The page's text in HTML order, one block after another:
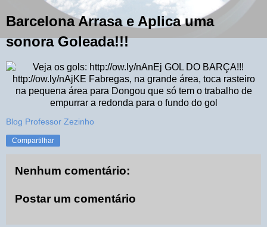
Barcelona Arrasa e Aplica uma
sonora Goleada!!!
Blog Professor Zezinho
Compartilhar
Nenhum comentário:
Postar um comentário